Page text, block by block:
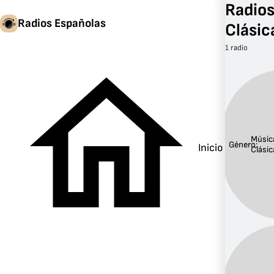
Radios Españolas
Inicio
1 radio
Género: